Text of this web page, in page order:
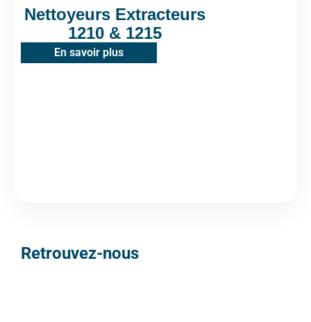
Nettoyeurs Extracteurs
1210 & 1215
En savoir plus
Retrouvez-nous